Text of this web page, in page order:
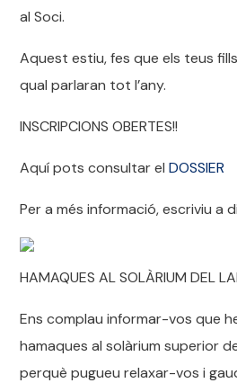
al Soci.
Aquest estiu, fes que els teus
qual parlaran tot l’any.
INSCRIPCIONS OBERTES!!
Aquí pots consultar elDOSSIER
Per a més informació, escriviu a
HAMAQUES AL SOLÀRIUM DEL
Ens complau informar-vos que
hamaques al solàrium superior
perquè pugueu relaxar-vos i